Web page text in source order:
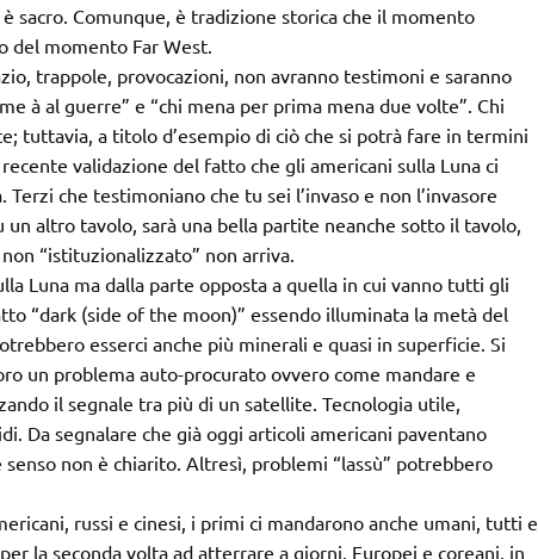
sacro. Comunque, è tradizione storica che il momento
del momento Far West.
trappole, provocazioni, non avranno testimoni e saranno
à al guerre” e “chi mena per prima mena due volte”. Chi
tuttavia, a titolo d’esempio di ciò che si potrà fare in termini
validazione del fatto che gli americani sulla Luna ci
che testimoniano che tu sei l’invaso e non l’invasore
un altro tavolo, sarà una bella partite neanche sotto il tavolo,
“istituzionalizzato” non arriva.
Luna ma dalla parte opposta a quella in cui vanno tutti gli
“dark (side of the moon)” essendo illuminata la metà del
esserci anche più minerali e quasi in superficie. Si
un problema auto-procurato ovvero come mandare e
il segnale tra più di un satellite. Tecnologia utile,
Da segnalare che già oggi articoli americani paventano
senso non è chiarito. Altresì, problemi “lassù” potrebbero
russi e cinesi, i primi ci mandarono anche umani, tutti e
la seconda volta ad atterrare a giorni. Europei e coreani, in